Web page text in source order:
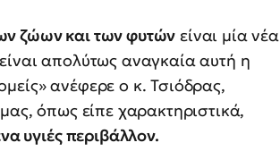
ζώων και των φυτών είναι μία νέα
απολύτως αναγκαία αυτή η
ανέφερε ο κ. Τσιόδρας,
όπως είπε χαρακτηριστικά,
υγιές περιβάλλον.